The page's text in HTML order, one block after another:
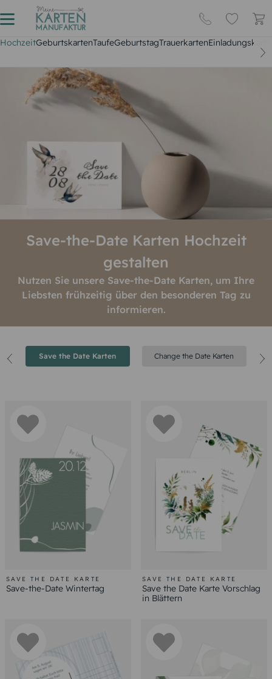
HochzeitGeburtskartenTaufeGeburtstagTrauerkarten
Save-the-Date Karten Hochzeit
gestalten
Nutzen Sie unsere Save-the-Date Karten, um Ihre
Liebsten frühzeitig über den besonderen Tag zu
informieren.
Save the Date Karten Change the Date Karten
SAVE THE DATE KARTE
Save-the-Date Wintertag
SAVE THE DATE KARTE
Save the Date Karte Vorschlag
in Blättern